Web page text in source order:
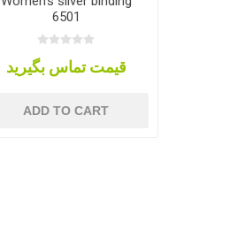
6501
قیمت تماس بگیرید
ADD TO CART